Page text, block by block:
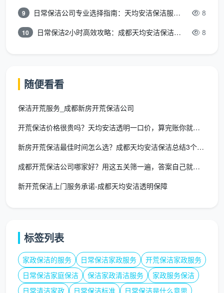
清洁剂与工具加价
剂、不锈钢清洁剂等消耗品，避免事后产生额外材料
费。
的团队，可以让过程更有确定性。
下一次当你在深夜刷着手机，琢磨“成都开荒保洁上
从单一的价格数字，转移到构成这份报价的房屋状况、
服务精细度和流程可靠度上来。干净的新家是美好生活
的起点，把这份起点的准备工作交给认真的人，本身就
在这个细分领域里耐心打磨，只为让你的新家，从第一
9 日常保洁公司专业选择指南：天均安洁保洁服务全解析 8
10 日常保洁2小时高效攻略：成都天均安洁保洁专业时间管理方案 8
随便看看
保洁开荒服务_成都新房开荒保洁公司
开荒保洁价格很贵吗？天均安洁透明一口价，算完账你就知道不贵
新房开荒保洁最佳时间怎么选？成都天均安洁保洁总结3个黄金节点
成都开荒保洁公司哪家好？用这五关筛一遍，答案自己就浮出来了
新开荒保洁上门服务承诺-成都天均安洁透明保障
标签列表
家政保洁的服务 日常保洁家政服务
开荒保洁家政服务
日常保洁家庭保洁
保洁家政清洁服务
家政服务保洁
日常清洁家政
日常保洁标准
日常保洁是什么意思